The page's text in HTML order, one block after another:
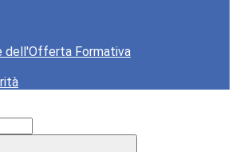
dell'Offerta Formativa